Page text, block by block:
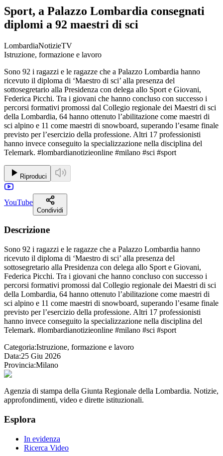
Sport, a Palazzo Lombardia consegnati
diplomi a 92 maestri di sci
LombardiaNotizieTV
Istruzione, formazione e lavoro
Sono 92 i ragazzi e le ragazze che a Palazzo Lombardia hanno
ricevuto il diploma di ‘Maestro di sci’ alla presenza del
sottosegretario alla Presidenza con delega allo Sport e Giovani,
Federica Picchi. Tra i giovani che hanno concluso con successo i
percorsi formativi promossi dal Collegio regionale dei Maestri di sci
della Lombardia, 64 hanno ottenuto l’abilitazione come maestri di
sci alpino e 11 come maestri di snowboard, superando l’esame finale
previsto per l’esercizio della professione. Altri 17 professionisti
hanno invece conseguito la specializzazione nella disciplina del
Telemark. #lombardianotizieonline #milano #sci #sport
Riproduci
YouTube
Condividi
Descrizione
Sono 92 i ragazzi e le ragazze che a Palazzo Lombardia hanno
ricevuto il diploma di ‘Maestro di sci’ alla presenza del
sottosegretario alla Presidenza con delega allo Sport e Giovani,
Federica Picchi. Tra i giovani che hanno concluso con successo i
percorsi formativi promossi dal Collegio regionale dei Maestri di sci
della Lombardia, 64 hanno ottenuto l’abilitazione come maestri di
sci alpino e 11 come maestri di snowboard, superando l’esame finale
previsto per l’esercizio della professione. Altri 17 professionisti
hanno invece conseguito la specializzazione nella disciplina del
Telemark. #lombardianotizieonline #milano #sci #sport
Categoria:Istruzione, formazione e lavoro
Data:25 Giu 2026
Provincia:Milano
Agenzia di stampa della Giunta Regionale della Lombardia. Notizie,
approfondimenti, video e dirette istituzionali.
Esplora
In evidenza
Ricerca Video